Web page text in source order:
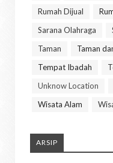
Rumah Dijual
Sarana Olahraga
Taman
Taman
Tempat Ibadah
Unknow Location
Wisata Alam
ARSIP